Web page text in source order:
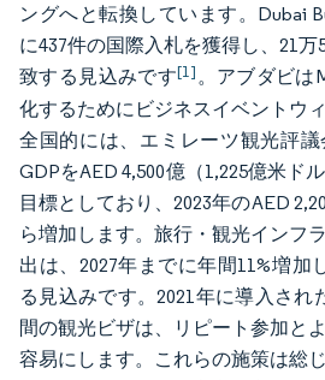
ングへと転換しています。Dubai
に437件の国際入札を獲得し、21
致する見込みです[1]。アブダビは
化するためにビジネスイベントウ
全国的には、エミレーツ観光評
GDPをAED 4,500億（1,225億米ド
目標としており、2023年のAED
ら増加します。旅行・観光インフ
出は、2027年までに年間11%増加
る見込みです。2021年に導入され
間の観光ビザは、リピート参加と
容易にします。これらの施策は総